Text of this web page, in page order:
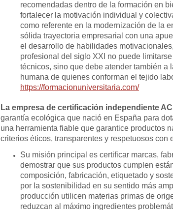
recomendadas dentro de la formación en
fortalecer la motivación individual y
como referente en la modernización de la
sólida trayectoria empresarial con una
el desarrollo de habilidades
profesional del siglo XXI no puede
técnicos, sino que debe atender también a
humana de quienes conforman el tejido
https://formacionuniversitaria.com/
La empresa de certificación independiente
garantía ecológica que nació en España para
una herramienta fiable que garantice productos
criterios éticos, transparentes y respetuosos con
Su misión principal es certificar marcas,
demostrar que sus productos cumplen
composición, fabricación, etiquetado y
por la sostenibilidad en su sentido más
producción utilicen materias primas de
reduzcan al máximo ingredientes